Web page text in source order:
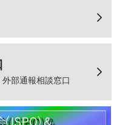
部通報相談窓口